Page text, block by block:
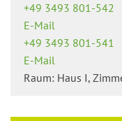
+49 3493 801-542
E-Mail
+49 3493 801-541
E-Mail
Raum: Haus I,